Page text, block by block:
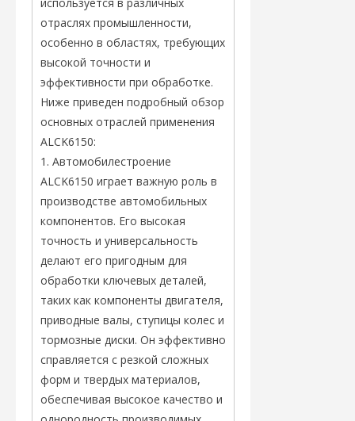
отраслях промышленности,
особенно в областях, требующих
высокой точности и
эффективности при обработке.
Ниже приведен подробный обзор
основных отраслей применения
ALCK6150:
1. Автомобилестроение
ALCK6150 играет важную роль в
производстве автомобильных
компонентов. Его высокая
точность и универсальность
делают его пригодным для
обработки ключевых деталей,
таких как компоненты двигателя,
приводные валы, ступицы колес и
тормозные диски. Он эффективно
справляется с резкой сложных
форм и твердых материалов,
обеспечивая высокое качество и